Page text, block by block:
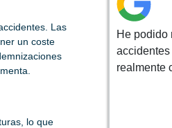
Las
un coste
lo que
He podido
realmente